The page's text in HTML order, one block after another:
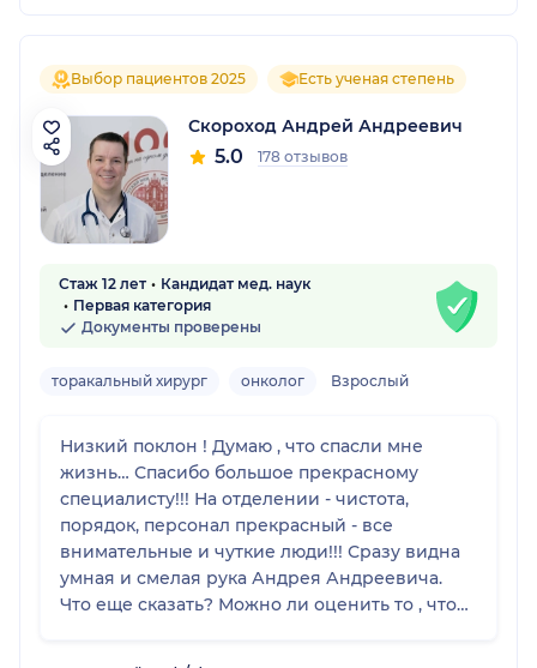
Выбор пациентов 2025 Есть ученая степень
Скороход Андрей Андреевич
5.0 178 отзывов
Стаж 12 лет
Кандидат мед. наук
Первая категория
Документы проверены
торакальный хирург онколог Взрослый
Низкий поклон ! Думаю , что спасли мне
жизнь… Спасибо большое прекрасному
специалисту!!! На отделении - чистота,
порядок, персонал прекрасный - все
внимательные и чуткие люди!!! Сразу видна
умная и смелая рука Андрея Андреевича.
Что еще сказать? Можно ли оценить то , что